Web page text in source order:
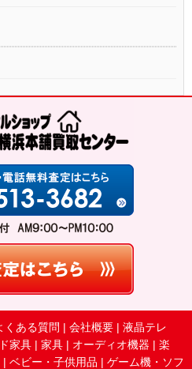
くある質問 | 会社概要 | 液晶テレ
家具 | 家具 | オーディオ機器 | 楽
| ベビー・子供用品 | ゲーム機・ソフ